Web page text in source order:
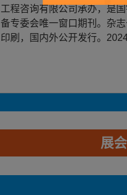
工程咨询有限公司承办，是
备专委会唯一窗口期刊。杂
印刷，国内外公开发行。
展